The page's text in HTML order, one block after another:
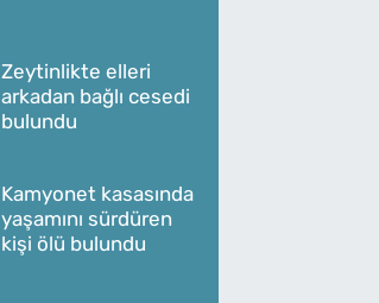
Zeytinlikte elleri
arkadan bağlı cesedi
bulundu
Kamyonet kasasında
yaşamını sürdüren
kişi ölü bulundu